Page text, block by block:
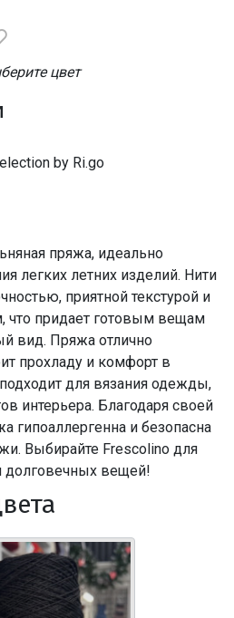
цвет
by Ri.go
пряжа, идеально
легких летних изделий. Нити
приятной текстурой и
что придает готовым вещам
вид. Пряжа отлично
прохладу и комфорт в
для вязания одежды,
интерьера. Благодаря своей
гипоаллергенна и безопасна
Выбирайте Frescolino для
долговечных вещей!